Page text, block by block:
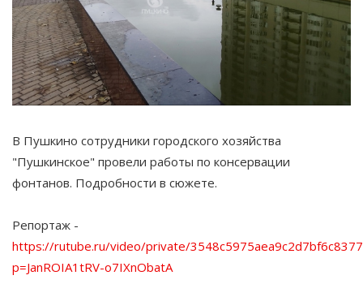
В Пушкино сотрудники городского хозяйства
"Пушкинское" провели работы по консервации
фонтанов. Подробности в сюжете.
Репортаж -
https://rutube.ru/video/private/
p=JanROIA1tRV-o7IXnObatA